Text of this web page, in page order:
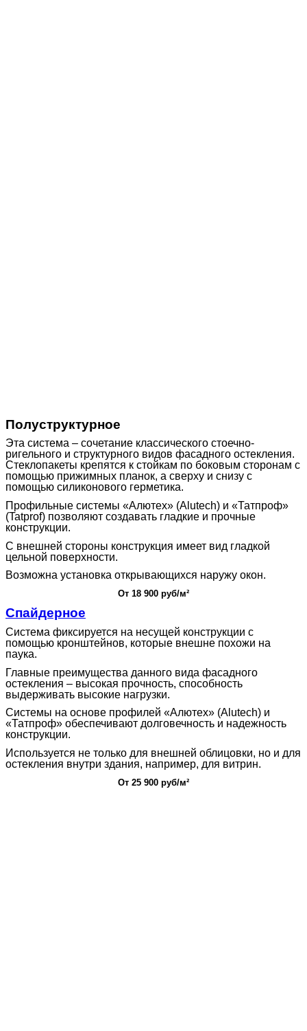
Полуструктурное
Эта система – сочетание классического стоечно-
ригельного и структурного видов фасадного остекления.
Стеклопакеты крепятся к стойкам по боковым сторонам с
помощью прижимных планок, а сверху и снизу с
помощью силиконового герметика.
Профильные системы «Алютех» (Alutech) и «Татпроф»
(Tatprof) позволяют создавать гладкие и прочные
конструкции.
С внешней стороны конструкция имеет вид гладкой
цельной поверхности.
Возможна установка открывающихся наружу окон.
От 18 900 руб/м²
Спайдерное
Система фиксируется на несущей конструкции с
помощью кронштейнов, которые внешне похожи на
паука.
Главные преимущества данного вида фасадного
остекления – высокая прочность, способность
выдерживать высокие нагрузки.
Системы на основе профилей «Алютех» (Alutech) и
«Татпроф» обеспечивают долговечность и надежность
конструкции.
Используется не только для внешней облицовки, но и для
остекления внутри здания, например, для витрин.
От 25 900 руб/м²